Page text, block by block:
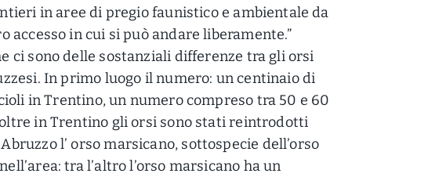
in aree di pregio faunistico e ambientale da
accesso in cui si può andare liberamente.”
ci sono delle sostanziali differenze tra gli orsi
In primo luogo il numero: un centinaio di
in Trentino, un numero compreso tra 50 e 60
in Trentino gli orsi sono stati reintrodotti
l’ orso marsicano, sottospecie dell’orso
tra l’altro l’orso marsicano ha un